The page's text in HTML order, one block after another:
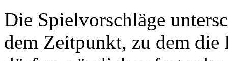
Die Spielvorschläge
dem Zeitpunkt, zu dem